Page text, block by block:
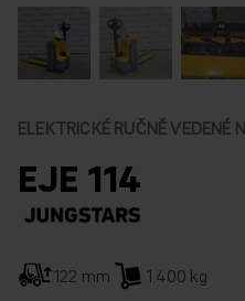
ELEKTRICKÉ RUČNĚ VEDENÉ
EJE 114
122 mm 1.400 kg